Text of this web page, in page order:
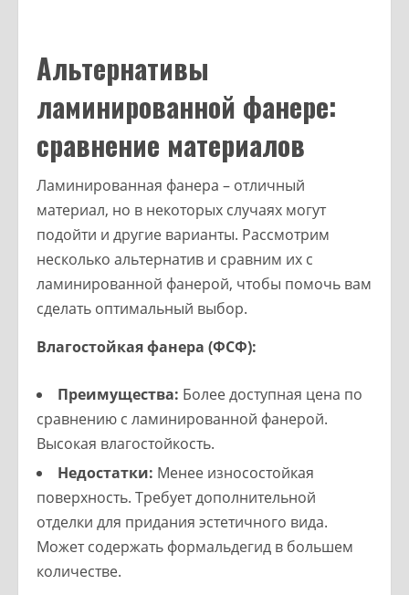
Альтернативы
ламинированной фанере:
сравнение материалов
Ламинированная фанера – отличный
материал, но в некоторых случаях могут
подойти и другие варианты. Рассмотрим
несколько альтернатив и сравним их с
ламинированной фанерой, чтобы помочь вам
сделать оптимальный выбор.
Влагостойкая фанера (ФСФ):
Преимущества: Более доступная цена по
сравнению с ламинированной фанерой.
Высокая влагостойкость.
Недостатки: Менее износостойкая
поверхность. Требует дополнительной
отделки для придания эстетичного вида.
Может содержать формальдегид в большем
количестве.